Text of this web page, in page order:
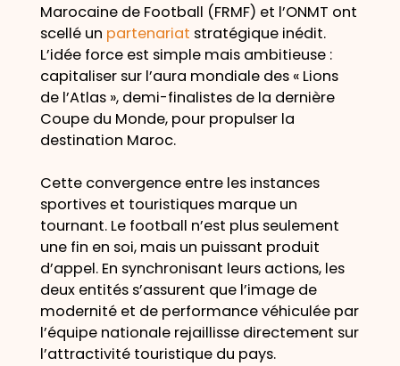
Marocaine de Football (FRMF) et l’ONMT ont
scellé un partenariat stratégique inédit.
L’idée force est simple mais ambitieuse :
capitaliser sur l’aura mondiale des « Lions
de l’Atlas », demi-finalistes de la dernière
Coupe du Monde, pour propulser la
destination Maroc.
Cette convergence entre les instances
sportives et touristiques marque un
tournant. Le football n’est plus seulement
une fin en soi, mais un puissant produit
d’appel. En synchronisant leurs actions, les
deux entités s’assurent que l’image de
modernité et de performance véhiculée par
l’équipe nationale rejaillisse directement sur
l’attractivité touristique du pays.